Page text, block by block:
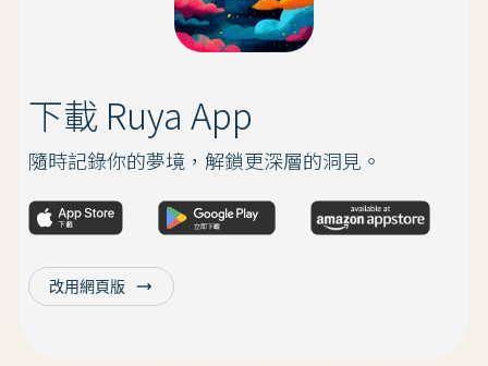
下載 Ruya App
隨時記錄你的夢境，解鎖更深層的洞見。
改用網頁版 trending_flat